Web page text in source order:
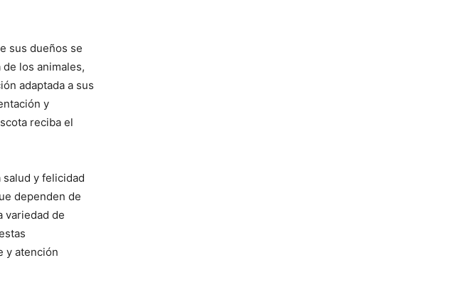
sus dueños se
los animales,
adaptada a sus
y
reciba el
y felicidad
dependen de
variedad de
y atención